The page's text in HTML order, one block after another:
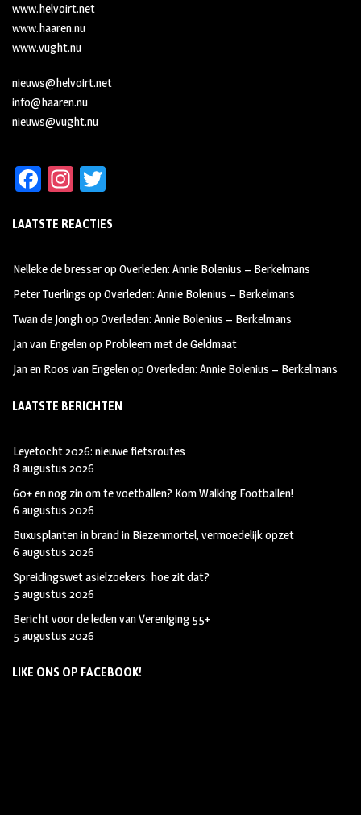
www.helvoirt.net
www.haaren.nu
www.vught.nu
nieuws@helvoirt.net
info@haaren.nu
nieuws@vught.nu
Fa
b
oo
k
In
ag
m
tt
LAATSTE REACTIES
Nelleke de bresseropOverleden: Annie Bolenius – Berkelmans
Peter Tuerlings opOverleden: Annie Bolenius – Berkelmans
Twan de JonghopOverleden: Annie Bolenius – Berkelmans
Jan van Engelenop Probleem met de Geldmaat
Jan en Roos van EngelenopOverleden: Annie Bolenius – Berkelmans
LAATSTE BERICHTEN
Leyetocht 2026: nieuwe fietsroutes
8 augustus 2026
60+ en nog zin om te voetballen? Kom Walking Footballen!
6 augustus 2026
Buxusplanten in brand in Biezenmortel, vermoedelijk opzet
6 augustus 2026
Spreidingswet asielzoekers: hoe zit dat?
5 augustus 2026
Bericht voor de leden van Vereniging 55+
5 augustus 2026
LIKE ONS OP FACEBOOK!